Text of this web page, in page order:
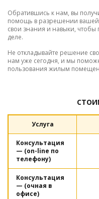
Обратившись к нам, вы
помощь в разрешении вашей
свои знания и навыки, чтобы
деле.
Не откладывайте решение
нам уже сегодня, и мы
пользования жилым
Услуга
Консультация
— (on-line по
телефону)
Консультация
— (очная в
офисе)